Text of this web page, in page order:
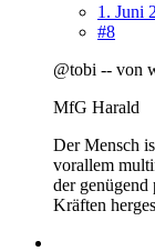
1. Juni
#8
@tobi -- von
MfG Harald
Der Mensch
vorallem
der
Kräften